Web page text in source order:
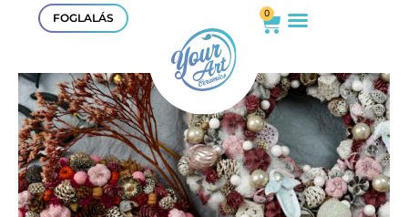
FOGLALÁS 0